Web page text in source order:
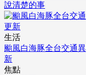
說清楚的事
生活
颱風白海豚全台交通
新
焦點